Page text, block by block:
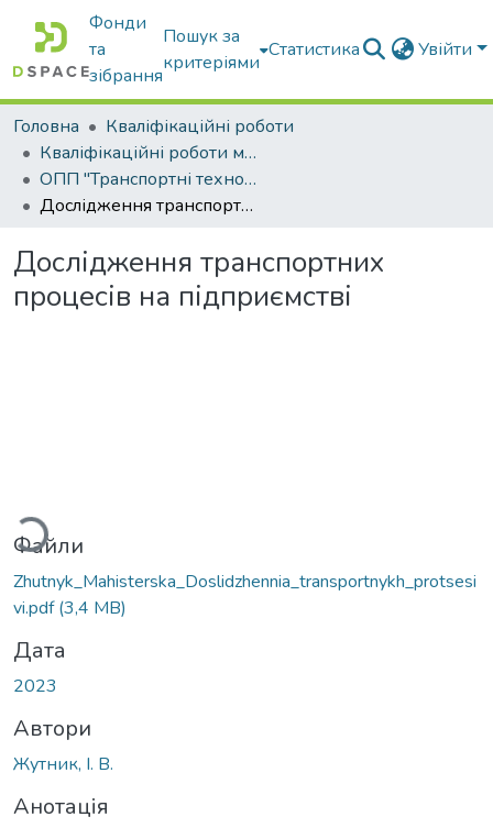
Фонди
та
зібрання
Пошук за
критеріями
Статистика Увійти
Головна
Кваліфікаційні роботи
Кваліфікаційні роботи магістрів
ОПП "Транспортні технології на автомобільному транспорті"
Дослідження транспортних процесів на підприємстві
Дослідження транспортних
процесів на підприємстві
Файли
Zhutnyk_Mahisterska_Doslidzhennia_transportnykh_protsesi
vi.pdf(3,4 MB)
Дата
2023
Автори
Жутник, І. В.
Анотація